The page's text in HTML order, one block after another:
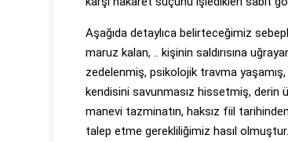
Aşağıda detaylıca belirteceğimiz
maruz kalan, .. kişinin saldırısına
zedelenmiş, psikolojik travma
kendisini savunmasız hissetmiş, derin
manevi tazminatın, haksız fiil
talep etme gerekliliğimiz hasıl